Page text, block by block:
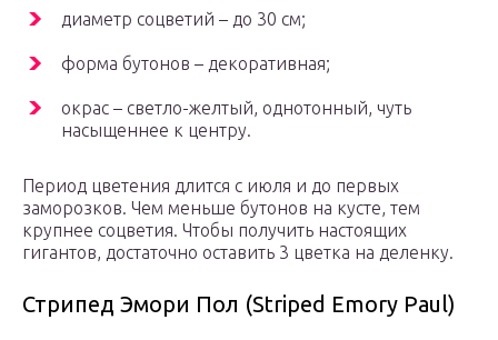
диаметр соцветий – до 30 см;
форма бутонов – декоративная;
окрас – светло-желтый, однотонный, чуть
насыщеннее к центру.
Период цветения длится с июля и до первых
заморозков. Чем меньше бутонов на кусте, тем
крупнее соцветия. Чтобы получить настоящих
гигантов, достаточно оставить 3 цветка на деленку.
Стрипед Эмори Пол (Striped Emory Paul)